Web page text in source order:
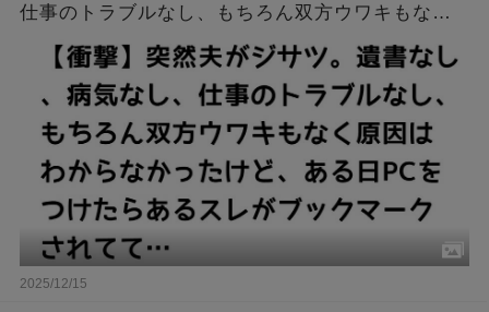
仕事のトラブルなし、もちろん双方ウワキもなく
原因はわからなかったけど、ある日PCをつけたら
あるスレがブックマークされてて…
2025/12/15